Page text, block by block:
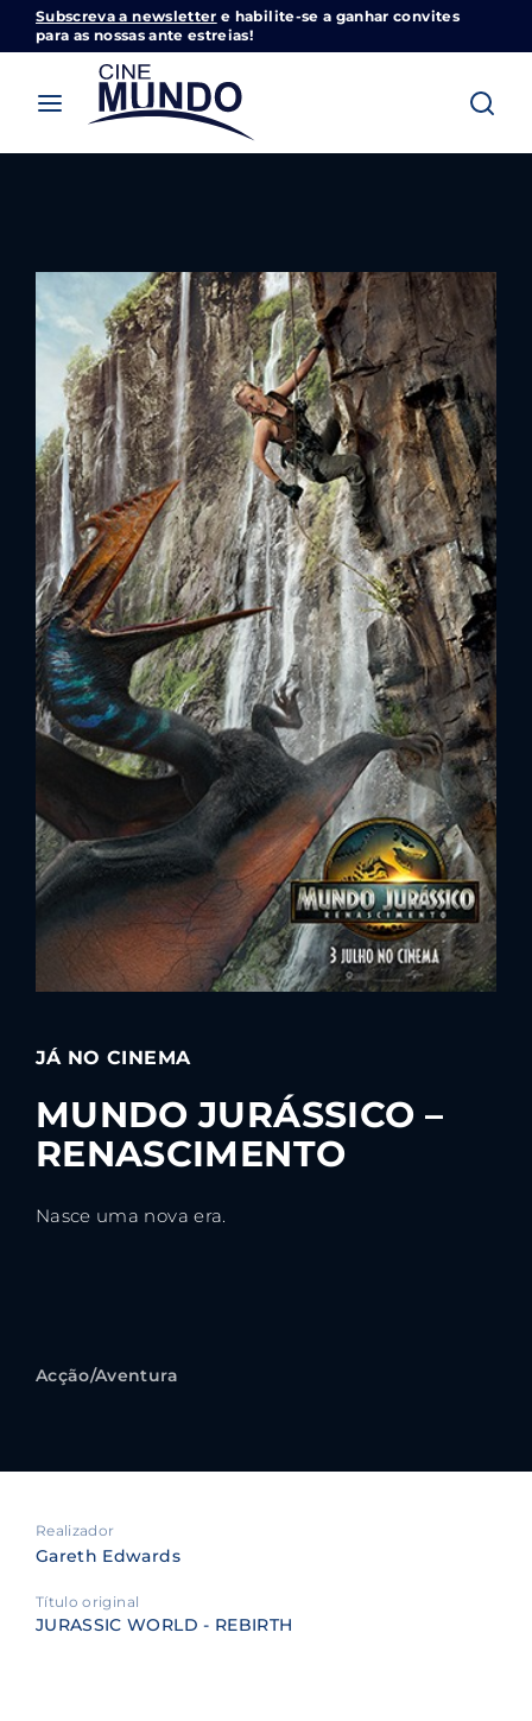
Subscreva a newsletter e habilite-se a ganhar convites
para as nossas ante estreias!
JÁ NO CINEMA
MUNDO JURÁSSICO –
RENASCIMENTO
Nasce uma nova era.
Acção/Aventura
Realizador
Gareth Edwards
Título original
JURASSIC WORLD - REBIRTH
Cinemundo – Onde O Cinema Acontece
Login
Password
SIGN IN
Remember Me
Lost Your Password?
By signing in, you agree toour terms and
conditionsand ourprivacy policy.